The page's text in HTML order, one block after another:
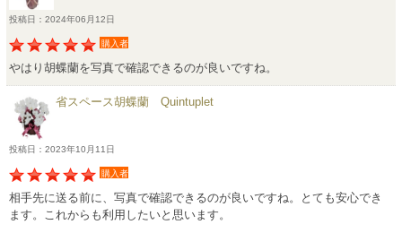
投稿日：2024年06月12日
購入者
やはり胡蝶蘭を写真で確認できるのが良いですね。
省スペース胡蝶蘭 Quintuplet
投稿日：2023年10月11日
購入者
相手先に送る前に、写真で確認できるのが良いですね。とても安心でき
ます。これからも利用したいと思います。